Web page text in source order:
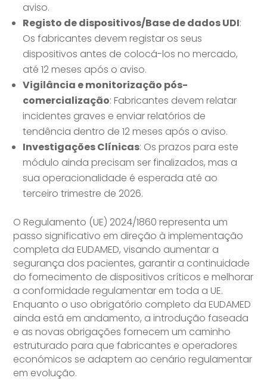
aviso.
Registo de dispositivos/Base de dados UDI:
Os fabricantes devem registar os seus
dispositivos antes de colocá-los no mercado,
até 12 meses após o aviso.
Vigilância e monitorização pós-
comercialização: Fabricantes devem relatar
incidentes graves e enviar relatórios de
tendência dentro de 12 meses após o aviso.
Investigações Clínicas: Os prazos para este
módulo ainda precisam ser finalizados, mas a
sua operacionalidade é esperada até ao
terceiro trimestre de 2026.
O Regulamento (UE) 2024/1860 representa um
passo significativo em direção à implementação
completa da EUDAMED, visando aumentar a
segurança dos pacientes, garantir a continuidade
do fornecimento de dispositivos críticos e melhorar
a conformidade regulamentar em toda a UE.
Enquanto o uso obrigatório completo da EUDAMED
ainda está em andamento, a introdução faseada
e as novas obrigações fornecem um caminho
estruturado para que fabricantes e operadores
económicos se adaptem ao cenário regulamentar
em evolução.